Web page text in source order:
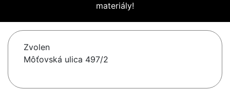
materiály!
Zvolen
Môťovská ulica 497/2